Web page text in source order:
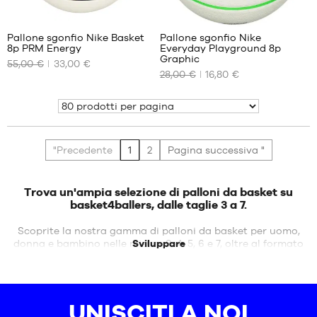
I
NOSTRI
Pallone sgonfio Nike Basket
8p PRM Energy
55,00 €
33,00 €
I
NOSTRI
FORMATI
Pallone sgonfio Nike
Everyday Playground 8p
Graphic
28,00 €
16,80 €
Mostra
"Precedente 1 2 Pagina successiva "
Trova un'ampia selezione di palloni da basket su
basket4ballers, dalle taglie 3 a 7.
Scoprite la nostra gamma di palloni da basket per uomo,
donna e bambino nelle misure 3, 4, 5, 6 e 7, oltre al formato
palloni da basket realizzati con materiali riciclati e con un
strada nei colori del torneo Quai 54 o palloni nei colori delle
Sviluppare